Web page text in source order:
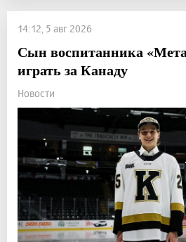
14:12, 5 авг 2026
Сын воспитанника
играть за Канаду
Новости